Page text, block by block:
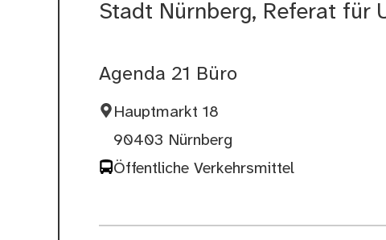
Stadt Nürnberg, Referat für
Agenda 21 Büro
Hauptmarkt 18
90403 Nürnberg
Öffentliche Verkehrsmittel